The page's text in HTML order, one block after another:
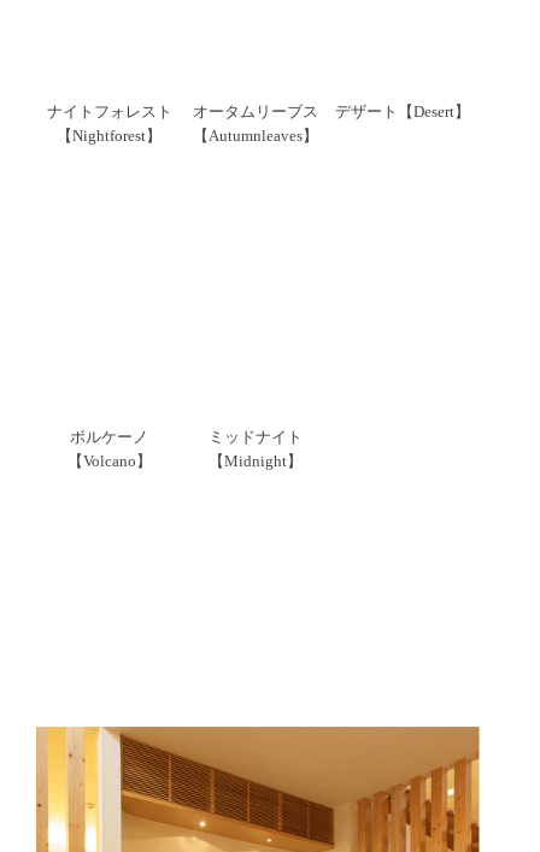
ナイトフォレスト
【Nightforest】
オータムリーブス
【Autumnleaves】
デザート【Desert】
ボルケーノ
【Volcano】
ミッドナイト
【Midnight】